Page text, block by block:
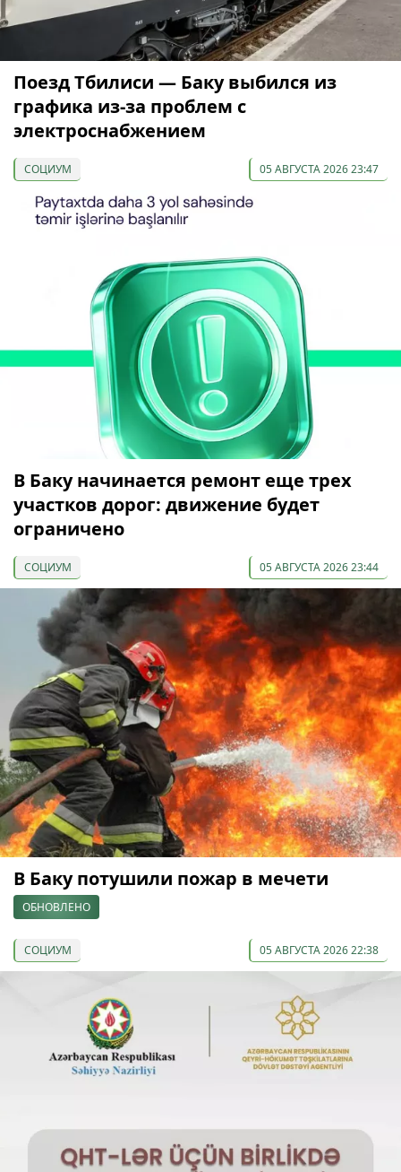
Поезд Тбилиси — Баку выбился из
графика из-за проблем с
электроснабжением
СОЦИУМ 05 АВГУСТА 2026 23:47
В Баку начинается ремонт еще трех
участков дорог: движение будет
ограничено
СОЦИУМ 05 АВГУСТА 2026 23:44
В Баку потушили пожар в мечети
ОБНОВЛЕНО
СОЦИУМ 05 АВГУСТА 2026 22:38